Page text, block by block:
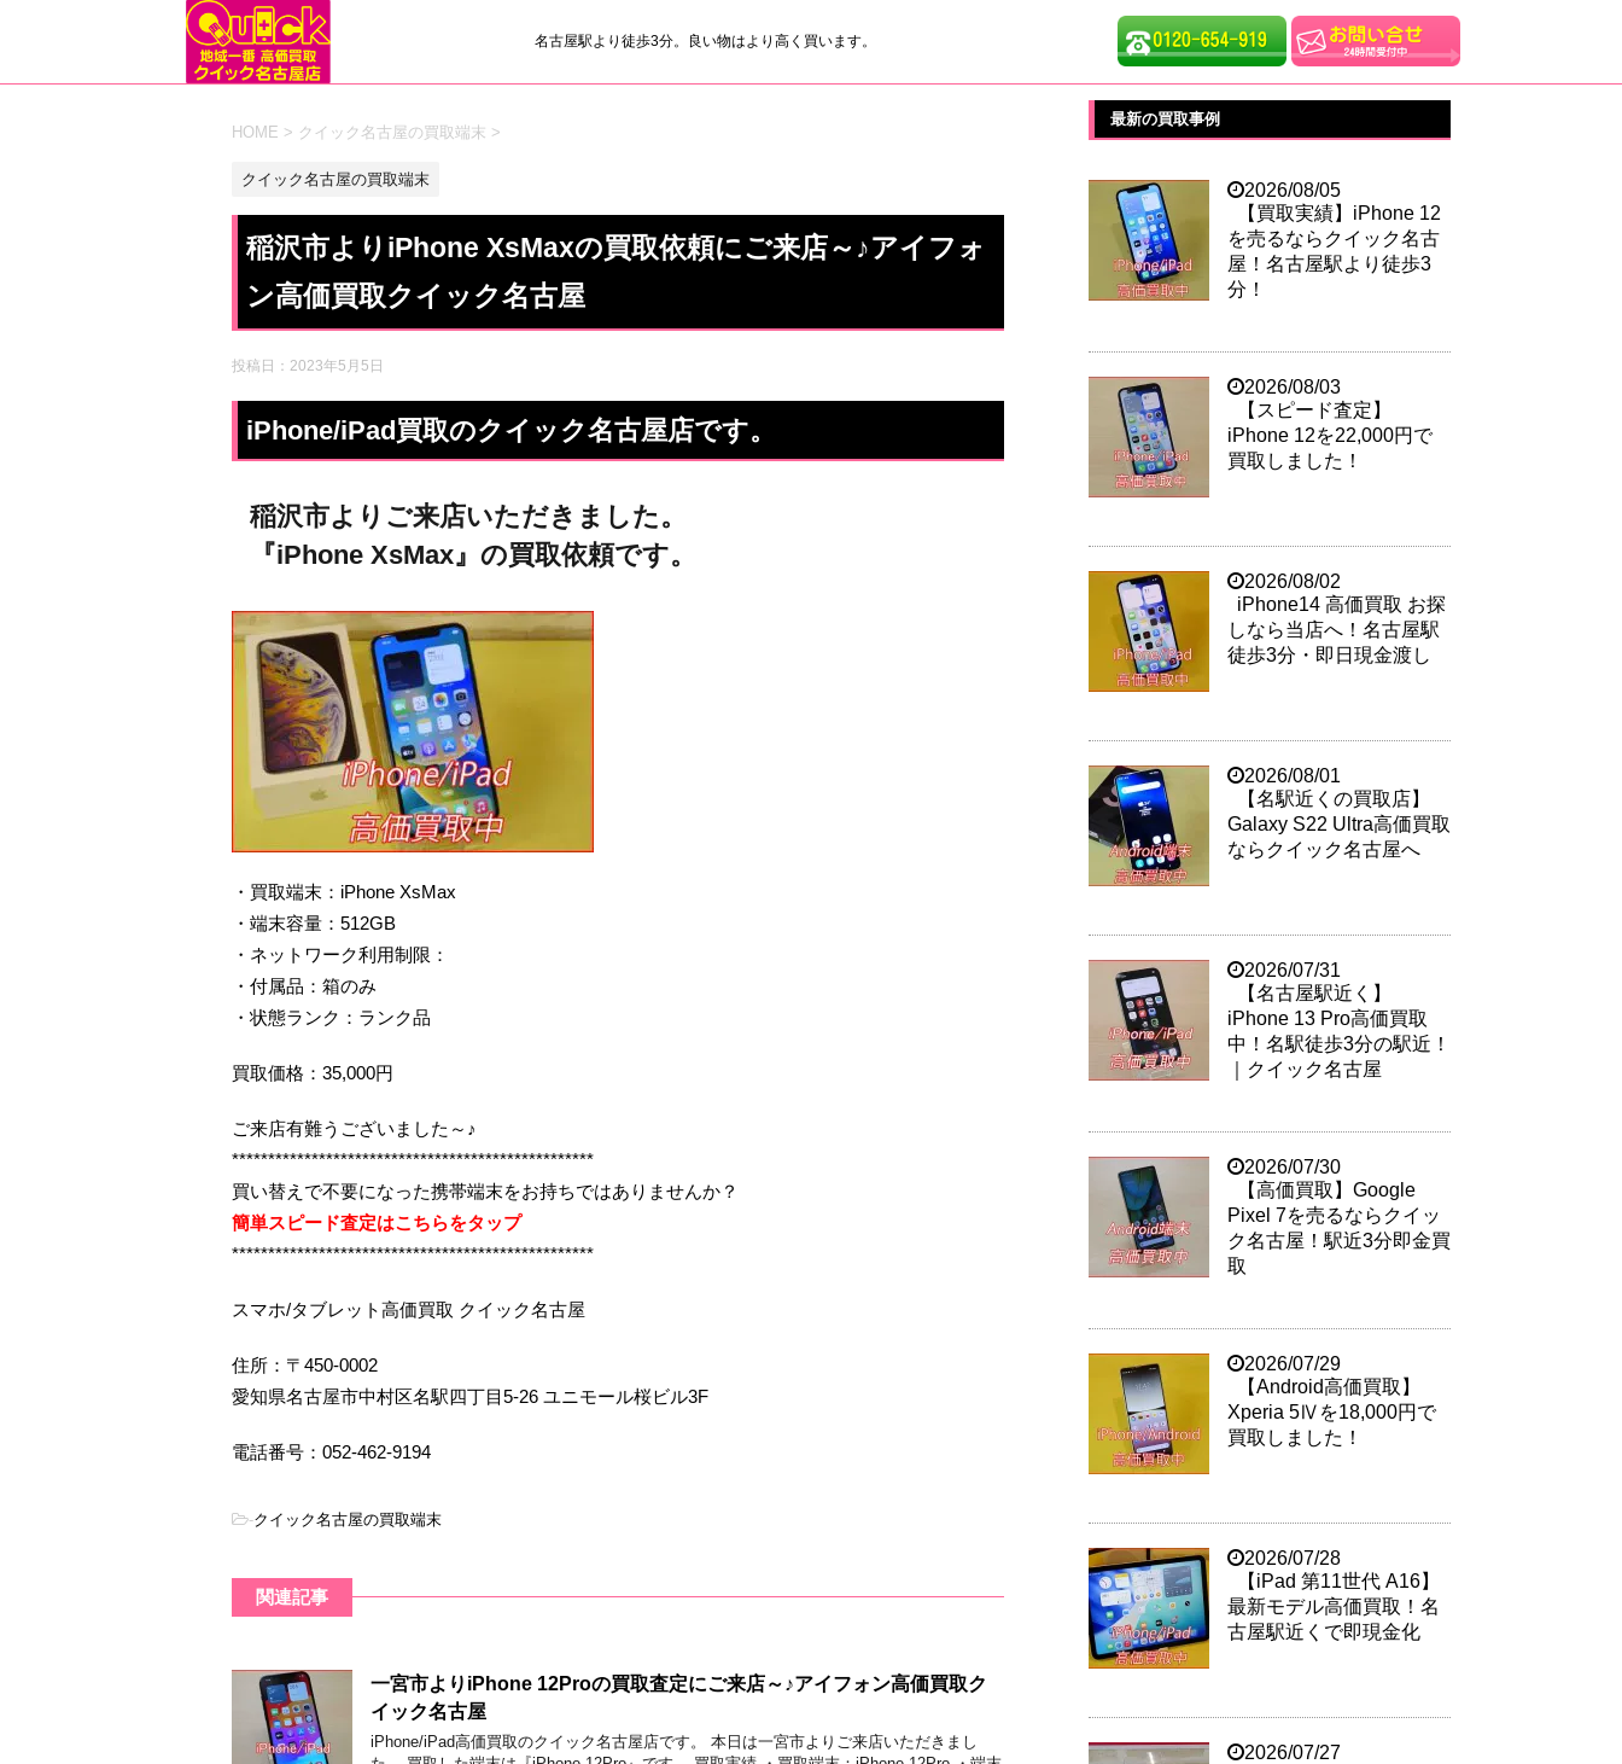
名古屋駅より徒歩3分。良い物はより高く買います。
HOME > クイック名古屋の買取端末 >
クイック名古屋の買取端末
稲沢市よりiPhone XsMaxの買取依頼にご来店～♪アイフォ
ン高価買取クイック名古屋
投稿日： 2023年5月5日
iPhone/iPad買取のクイック名古屋店です。
稲沢市よりご来店いただきました。
『iPhone XsMax』の買取依頼です。
・買取端末：iPhone XsMax
・端末容量：512GB
・ネットワーク利用制限：
・付属品：箱のみ
・状態ランク：ランク品
買取価格：35,000円
ご来店有難うございました～♪
**************************************************
買い替えで不要になった携帯端末をお持ちではありませんか？
簡単スピード査定はこちらをタップ
**************************************************
スマホ/タブレット高価買取 クイック名古屋
住所：〒450-0002
愛知県名古屋市中村区名駅四丁目5-26 ユニモール桜ビル3F
電話番号：052-462-9194
-クイック名古屋の買取端末
関連記事
一宮市よりiPhone 12Proの買取査定にご来店～♪アイフォン高価買取ク
イック名古屋
iPhone/iPad高価買取のクイック名古屋店です。 本日は一宮市よりご来店いただきまし
最新の買取事例
2026/08/05
【買取実績】iPhone 12
を売るならクイック名古
屋！名古屋駅より徒歩3
分！
2026/08/03
【スピード査定】
iPhone 12を22,000円で
買取しました！
2026/08/02
iPhone14 高価買取 お探
しなら当店へ！名古屋駅
徒歩3分・即日現金渡し
2026/08/01
【名駅近くの買取店】
Galaxy S22 Ultra高価買取
ならクイック名古屋へ
2026/07/31
【名古屋駅近く】
iPhone 13 Pro高価買取
中！名駅徒歩3分の駅近！
｜クイック名古屋
2026/07/30
【高価買取】Google
Pixel 7を売るならクイッ
ク名古屋！駅近3分即金買
取
2026/07/29
【Android高価買取】
Xperia 5Ⅳを18,000円で
買取しました！
2026/07/28
【iPad 第11世代 A16】
最新モデル高価買取！名
古屋駅近くで即現金化
2026/07/27